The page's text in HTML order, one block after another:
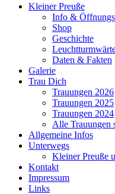
Kleiner Preuße
Info &
Shop
Geschichte
Daten & Fakten
Galerie
Trau Dich
Trauungen 2026
Trauungen 2025
Trauungen 2024
Alle Trauungen
Allgemeine Infos
Unterwegs
Kleiner Preuße
Kontakt
Impressum
Links